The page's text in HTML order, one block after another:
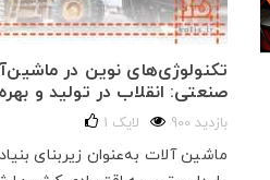
تکنولوژی‌های نوین در
صنعتی: انقلاب در تولید و
900 بازدید 1 لایک
ماشین آلات به‌عنوان زیربنای